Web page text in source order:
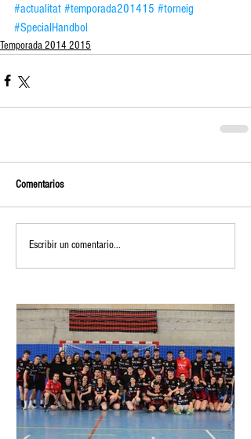
#actualitat #temporada201415 #torneig
#SpecialHandbol
Temporada 2014 2015
Comentarios
Escribir un comentario...